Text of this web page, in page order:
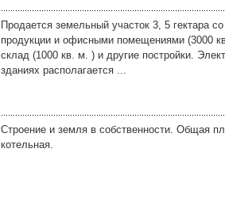
Продается земельный участок 3, 5 гектара
продукции и офисными помещениями (3000
склад (1000 кв. м. ) и другие постройки.
зданиях располагается ...
Строение и земля в собственности. Общая
котельная.